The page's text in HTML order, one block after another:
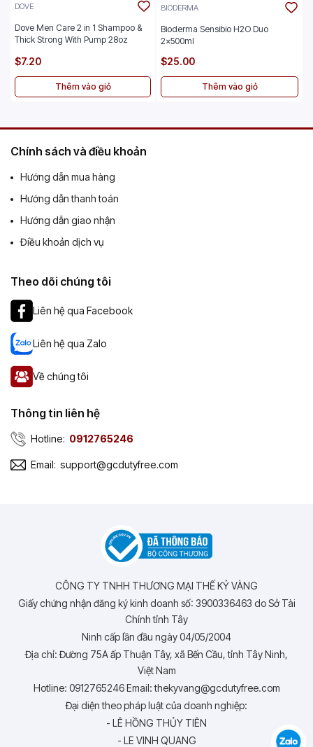
DOVE
Dove Men Care 2 in 1 Shampoo &
Thick Strong With Pump 28oz
$7.20
Thêm vào giỏ
BIODERMA
Bioderma Sensibio H2O Duo
2x500ml
$25.00
Thêm vào giỏ
Chính sách và điều khoản
Hướng dẫn mua hàng
Hướng dẫn thanh toán
Hướng dẫn giao nhận
Điều khoản dịch vụ
Theo dõi chúng tôi
Liên hệ qua Facebook
Liên hệ qua Zalo
Về chúng tôi
Thông tin liên hệ
Hotline: 0912765246
Email: support@gcdutyfree.com
CÔNG TY TNHH THƯƠNG MẠI THẾ KỶ VÀNG
Giấy chứng nhận đăng ký kinh doanh số: 3900336463 do Sở Tài
Chính tỉnh Tây
Ninh cấp lần đầu ngày 04/05/2004
Địa chỉ: Đường 75A ấp Thuận Tây, xã Bến Cầu, tỉnh Tây Ninh,
Việt Nam
Hotline: 0912765246 Email: thekyvang@gcdutyfree.com
Đại diện theo pháp luật của doanh nghiệp:
- LÊ HỒNG THỦY TIÊN
- LE VINH QUANG